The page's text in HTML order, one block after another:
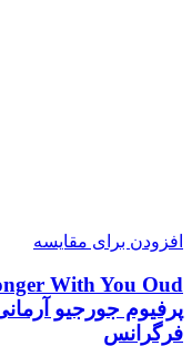
افزودن برای مقایسه
پرفیوم جورجیو
فرگرانس